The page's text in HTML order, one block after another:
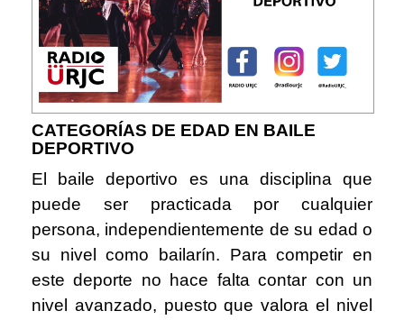
CATEGORÍAS DE EDAD EN BAILE
DEPORTIVO
El baile deportivo es una disciplina que
puede ser practicada por cualquier
persona, independientemente de su edad o
su nivel como bailarín. Para competir en
este deporte no hace falta contar con un
nivel avanzado, puesto que valora el nivel